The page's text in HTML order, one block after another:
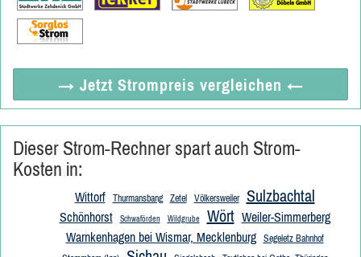
→ Jetzt Strompreis vergleichen ←
Dieser Strom-Rechner spart auch Strom-
Kosten in:
Wittorf Thurmansbang Zetel Völkersweiler Sulzbachtal
Schönhorst Schwaförden Wildgrube Wört Weiler-Simmerberg
Warnkenhagen bei Wismar, Mecklenburg
Segeletz Bahnhof